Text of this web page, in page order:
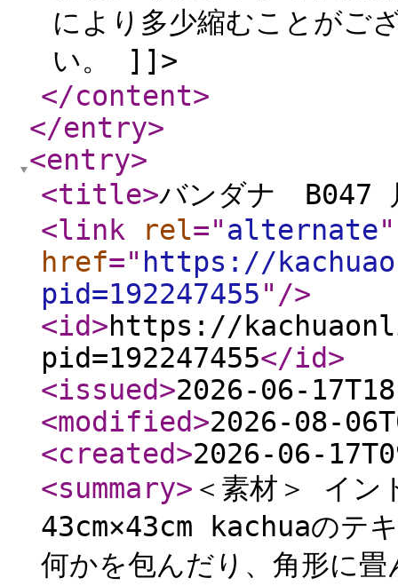
により多少縮むことがご
い。 ]]>
</content>
</entry>
<entry>
<title>バンダナ B047
<link
rel="alternate"
href=" https://
pid=192247455" />
<id>https://
pid=192247455</id>
<issued>2026-06-
<modified>2026-08-
<created>2026-06-
<summary> ＜素材＞ イ
43cm×43cm kachuaのテ
何かを包んだり、角形に